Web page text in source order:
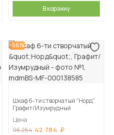
В корзину
-56%
Шкаф 6-ти створчатый "Норд",
Графит/Изумрудный
Цена
96 264 42 784